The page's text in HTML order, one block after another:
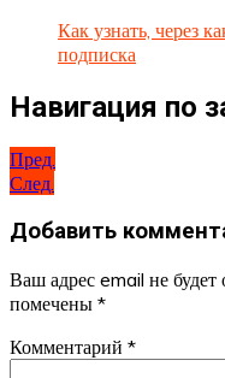
Как узнать, через
подписка
Навигация по
Пред.
След.
Добавить
Ваш адрес email не будет
помечены *
Комментарий *